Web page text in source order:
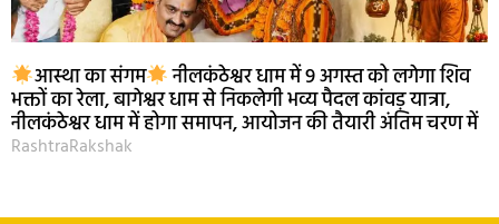
आस्था का संगम नीलकंठेश्वर धाम में 9 अगस्त को लगेगा शिव
भक्तों का रेला, बागेश्वर धाम से निकलेगी भव्य पैदल कांवड़ यात्रा,
नीलकंठेश्वर धाम में होगा समापन, आयोजन की तैयारी अंतिम चरण में
RashtraRakshak